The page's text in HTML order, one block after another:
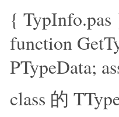
{ TypInfo.pas
function
PTypeData;
class 的